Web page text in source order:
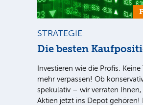
STRATEGIE
Die besten
Investieren wie die Profis. Keine
mehr verpassen! Ob
spekulativ – wir verraten
Aktien jetzt ins Depot gehören!